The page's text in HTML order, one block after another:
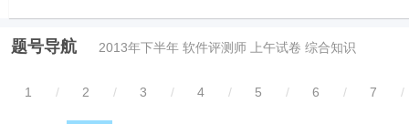
题号导航 2013年下半年 软件评测师 上午试卷 综合知识
1 / 2 / 3 / 4 / 5 / 6 / 7 /